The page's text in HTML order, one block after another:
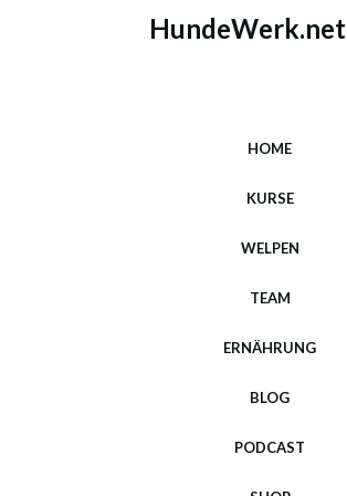
HundeWerk.net
HOME
KURSE
WELPEN
TEAM
ERNÄHRUNG
BLOG
PODCAST